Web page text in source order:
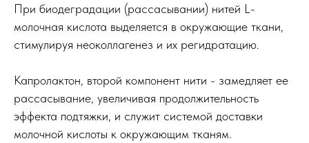
При биодеградации (рассасывании) нитей L-
молочная кислота выделяется в окружающие ткани,
стимулируя неоколлагенез и их регидратацию.
Капролактон, второй компонент нити - замедляет ее
рассасывание, увеличивая продолжительность
эффекта подтяжки, и служит системой доставки
молочной кислоты к окружающим тканям.